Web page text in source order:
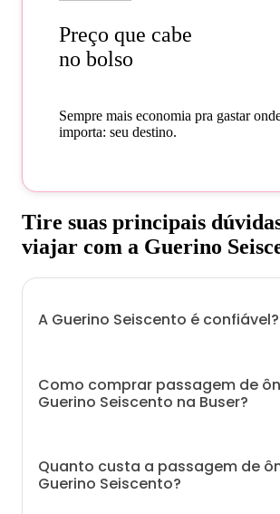
Preço que cabe
no bolso
Sempre mais economia pra gastar
importa: seu destino.
Tire suas principais
viajar com a Guerino
A Guerino Seiscento é confiável?
Como comprar passagem de
Guerino Seiscento na Buser?
Quanto custa a passagem de
Guerino Seiscento?